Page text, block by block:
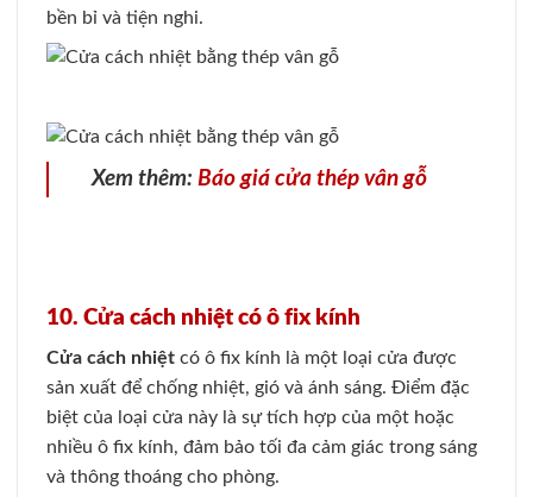
bền bỉ và tiện nghi.
Xem thêm: Báo giá cửa thép vân gỗ
10. Cửa cách nhiệt có ô fix kính
Cửa cách nhiệt có ô fix kính là một loại cửa được
sản xuất để chống nhiệt, gió và ánh sáng. Điểm đặc
biệt của loại cửa này là sự tích hợp của một hoặc
nhiều ô fix kính, đảm bảo tối đa cảm giác trong sáng
và thông thoáng cho phòng.